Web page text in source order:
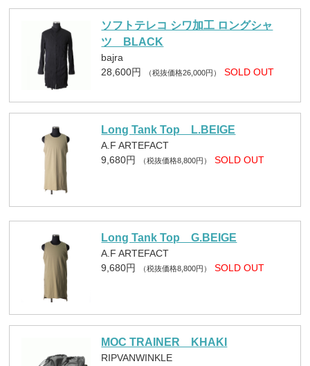
ソフトテレコ シワ加工 ロングシャ
ツ BLACK
bajra
28,600円
（税抜価格26,000円） SOLD OUT
Long Tank Top L.BEIGE
A.F ARTEFACT
9,680円
（税抜価格8,800円） SOLD OUT
Long Tank Top G.BEIGE
A.F ARTEFACT
9,680円
（税抜価格8,800円） SOLD OUT
MOC TRAINER KHAKI
RIPVANWINKLE